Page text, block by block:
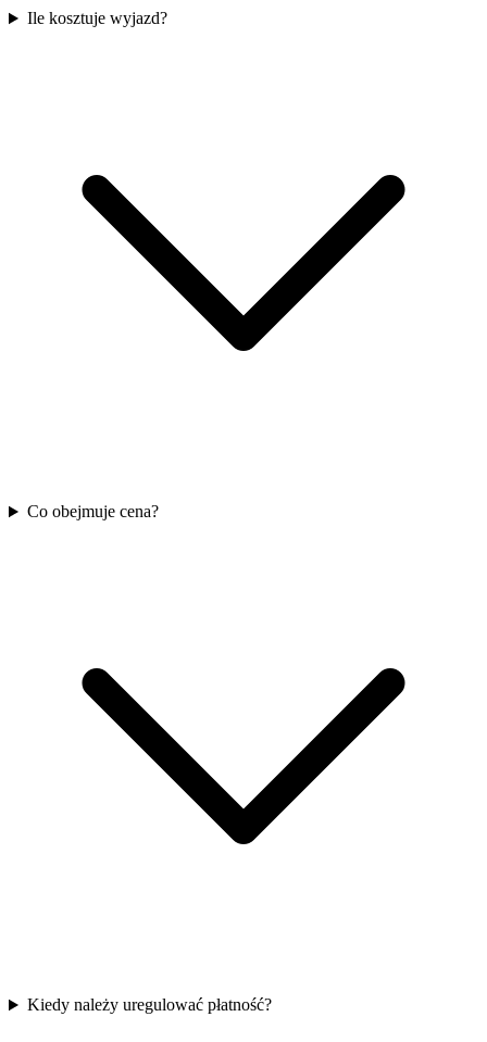
Ile kosztuje wyjazd?
Co obejmuje cena?
Kiedy należy uregulować płatność?